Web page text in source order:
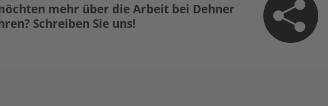
mehr über die Arbeit bei Dehner
Schreiben Sie uns!